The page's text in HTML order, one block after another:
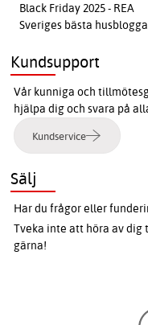
Black Friday 2025 - REA
Sveriges bästa
Kundsupport
Vår kunniga och
hjälpa dig och svara på
Kundservice
Sälj
Har du frågor eller
Tveka inte att höra av
gärna!